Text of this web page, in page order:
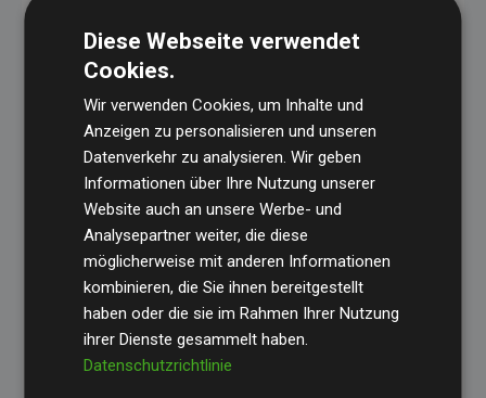
im Durchschnitt dem Doppelten der geschätzten
Emissionen der Website entspricht.
Alle unterstützten Projekte werden durch
Standardverifiziert und erfüllen höchste
Anforderungen an Qualität, tatsächliche
Klimawirkung und Transparenz. Weitere
Informationen zu den einzelnen Projekten finden
Sie hier.
Diese Webseite verwendet
Cookies.
Wir verwenden Cookies, um Inhalte und
Anzeigen zu personalisieren und unseren
Datenverkehr zu analysieren. Wir geben
Informationen über Ihre Nutzung unserer
Website auch an unsere Werbe- und
Analysepartner weiter, die diese
möglicherweise mit anderen Informationen
kombinieren, die Sie ihnen bereitgestellt
haben oder die sie im Rahmen Ihrer Nutzung
ihrer Dienste gesammelt haben.
Datenschutzrichtlinie